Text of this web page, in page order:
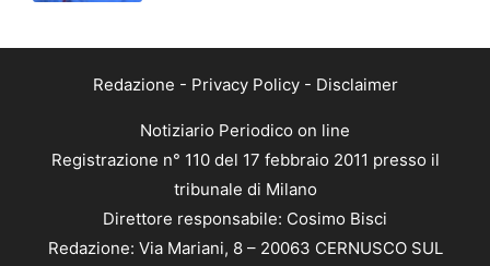
Redazione - Privacy Policy- Disclaimer
Notiziario Periodico on line
Registrazione n° 110 del 17 febbraio 2011 presso il
tribunale di Milano
Direttore responsabile: Cosimo Bisci
Redazione: Via Mariani, 8 – 20063 CERNUSCO SUL